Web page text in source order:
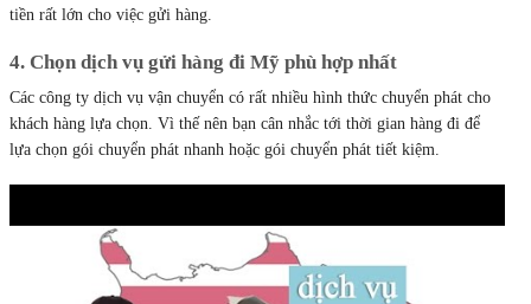
tiền rất lớn cho việc gửi hàng.
4. Chọn dịch vụ gửi hàng đi Mỹ phù hợp nhất
Các công ty dịch vụ vận chuyển có rất nhiều hình thức chuyển phát cho
khách hàng lựa chọn. Vì thế nên bạn cân nhắc tới thời gian hàng đi để
lựa chọn gói chuyển phát nhanh hoặc gói chuyển phát tiết kiệm.